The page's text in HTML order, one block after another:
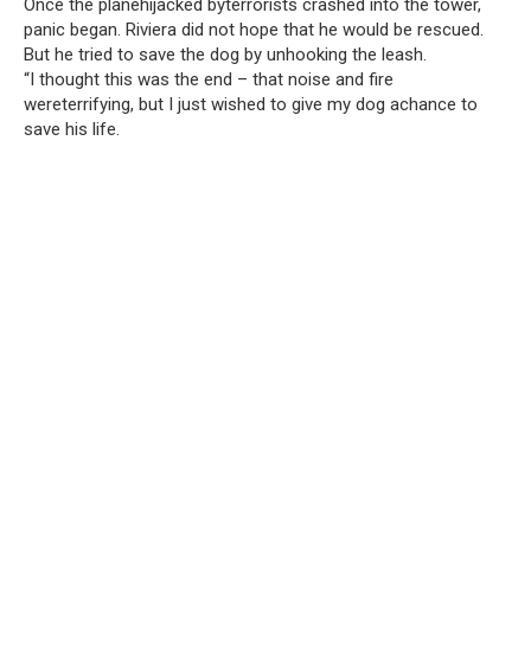
Once the planehijacked byterrorists crashed into the tower,
panic began. Riviera did not hope that he would be rescued.
But he tried to save the dog by unhooking the leash.
“I thought this was the end – that noise and fire
wereterrifying, but I just wished to give my dog achance to
save his life.